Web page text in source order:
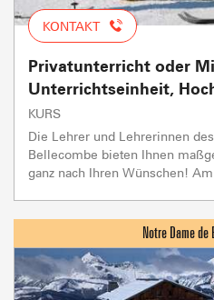
KONTAKT
Privatunterricht oder
Unterrichtseinheit,
KURS
Die Lehrer und Lehrerinnen
Bellecombe bieten Ihnen
ganz nach Ihren Wünschen! Am